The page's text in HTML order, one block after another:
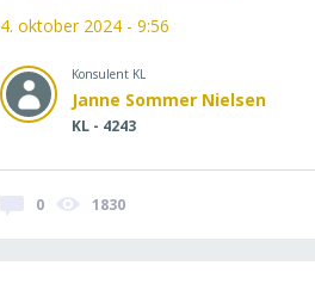
4. oktober 2024 - 9:56
Konsulent KL
Janne Sommer Nielsen
KL - 4243
0 1830